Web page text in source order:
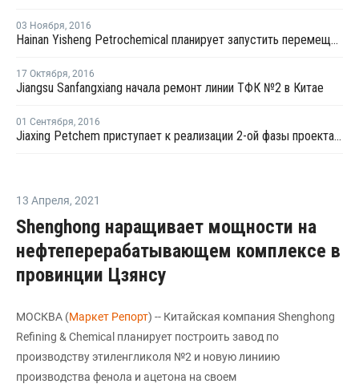
03 Ноября, 2016
Hainan Yisheng Petrochemical планирует запустить перемещенный завод ПЭТ в марте 2017 года
17 Октября, 2016
Jiangsu Sanfangxiang начала ремонт линии ТФК №2 в Китае
01 Сентября, 2016
Jiaxing Petchem приступает к реализации 2-ой фазы проекта по наращиванию мощностей ТФК в Китае
13 Апреля, 2021
Shenghong наращивает мощности на
нефтеперерабатывающем комплексе в
провинции Цзянсу
МОСКВА (Маркет Репорт) -- Китайская компания Shenghong
Refining & Chemical планирует построить завод по
производству этиленгликоля №2 и новую линиию
производства фенола и ацетона на своем